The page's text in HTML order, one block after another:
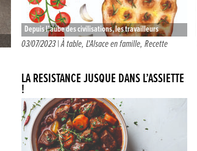
Depuis l’aube des civilisations, les travailleurs
mangent sur leur lieu de travail. Les bergers dans les
03/07/2023 |À table, L'Alsace en famille, Recette
LA RÉSISTANCE JUSQUE DANS L’ASSIETTE
!